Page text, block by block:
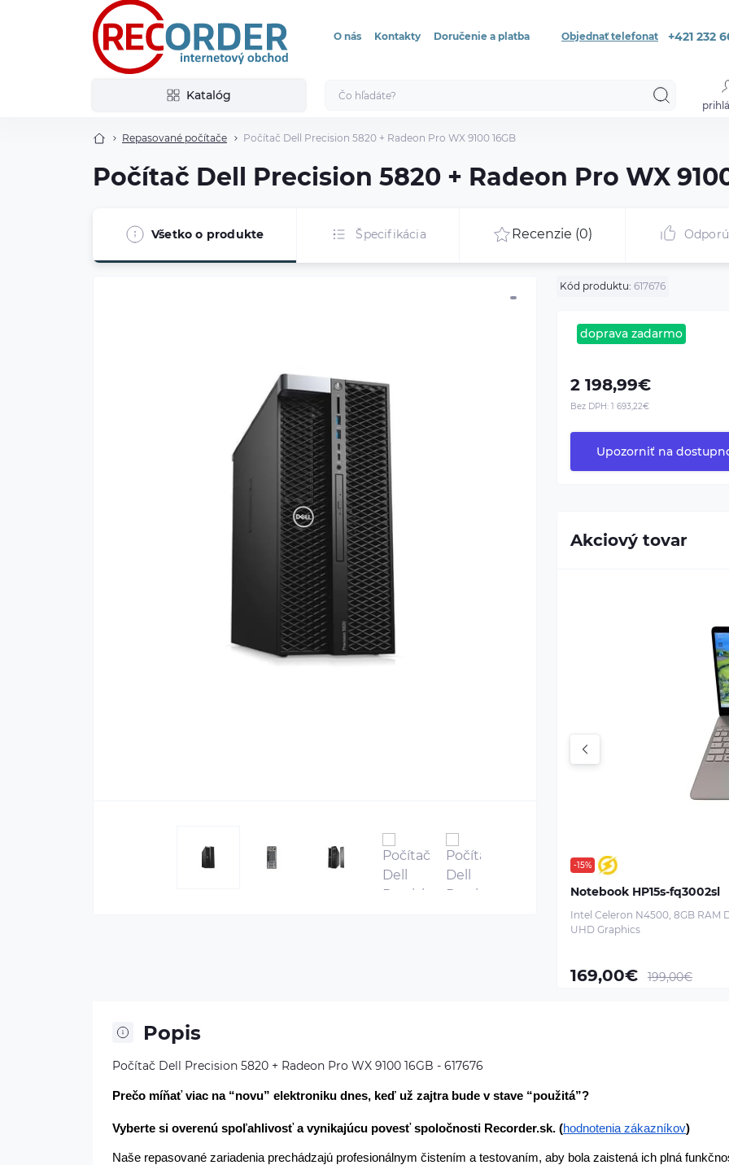
O nás Kontakty Doručenie a platba Objednať telefonat +421 232
Katalóg
Repasované počítače Počítač Dell Precision 5820 + Radeon Pro WX 9100 16GB
Počítač Dell Precision 5820 + Radeon Pro WX
Všetko o produkte Špecifikácia Recenzie (0)
Kód produktu: 617676
doprava zadarmo
2 198,99€
Bez DPH: 1 693,22€
Upozorniť na
Akciový tovar
-15%
Notebook HP15s-fq3002sl
Intel Celeron N4500, 8GB RAM
UHD Graphics
169,00€ 199,00€
Popis
Počítač Dell Precision 5820 + Radeon Pro WX 9100 16GB - 617676
Prečo míňať viac na “novu” elektroniku dnes, keď už zajtra bude v stave “použitá”?
Vyberte si overenú spoľahlivosť a vynikajúcu povesť spoločnosti Recorder.sk. (hodnotenia zákazníkov)
Naše repasované zariadenia prechádzajú profesionálnym čistením a testovaním, aby bola zaistená ich plná